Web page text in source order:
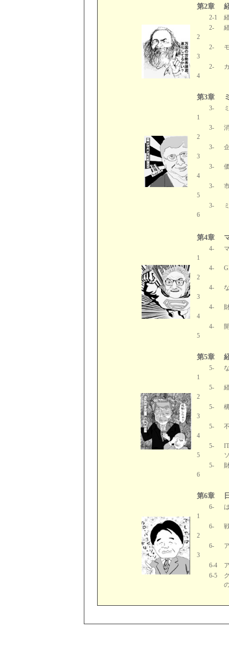
第2章
2-1
2-
2
2-
3
2-
4
第3章
3-
1
3-
2
3-
3
3-
4
3-
5
3-
6
第4章
4-
1
4-
2
4-
3
4-
4
4-
5
第5章
5-
1
5-
2
5-
3
5-
4
5-
5
5-
6
第6章
6-
1
6-
2
6-
3
6-4
6-5